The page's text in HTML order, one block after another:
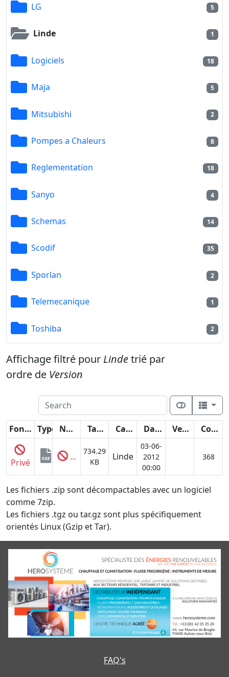
LG 5
Linde 1
Logiciels 18
Maja 5
Mitsubishi 2
Pompes a Chaleurs 8
Reglementation 18
Sanyo 4
Schemas 14
Scodif 35
Sporlan 2
Telemecanique 1
Toshiba 2
Affichage filtré pour Lindetrié par
ordre de Version
Fonctions Type Nom Taille Catégorie Date Version Compteur
Privé rar ...
734.29
KB
Linde
03-06-
2012
00:00
368
Les fichiers .zip sont décompactables avec un logiciel
comme 7zip.
Les fichiers .tgz ou tar.gz sont plus spécifiquement
orientés Linux (Gzip et Tar).
FAQ's